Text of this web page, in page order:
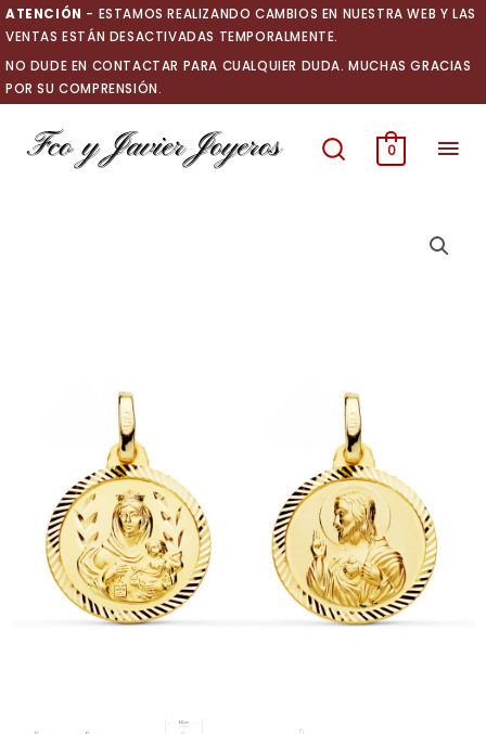
Ir
al
contenido
ATENCIÓN - ESTAMOS REALIZANDO CAMBIOS EN NUESTRA WEB Y LAS
VENTAS ESTÁN DESACTIVADAS TEMPORALMENTE.
NO DUDE EN CONTACTAR PARA CUALQUIER DUDA. MUCHAS GRACIAS
POR SU COMPRENSIÓN.
0